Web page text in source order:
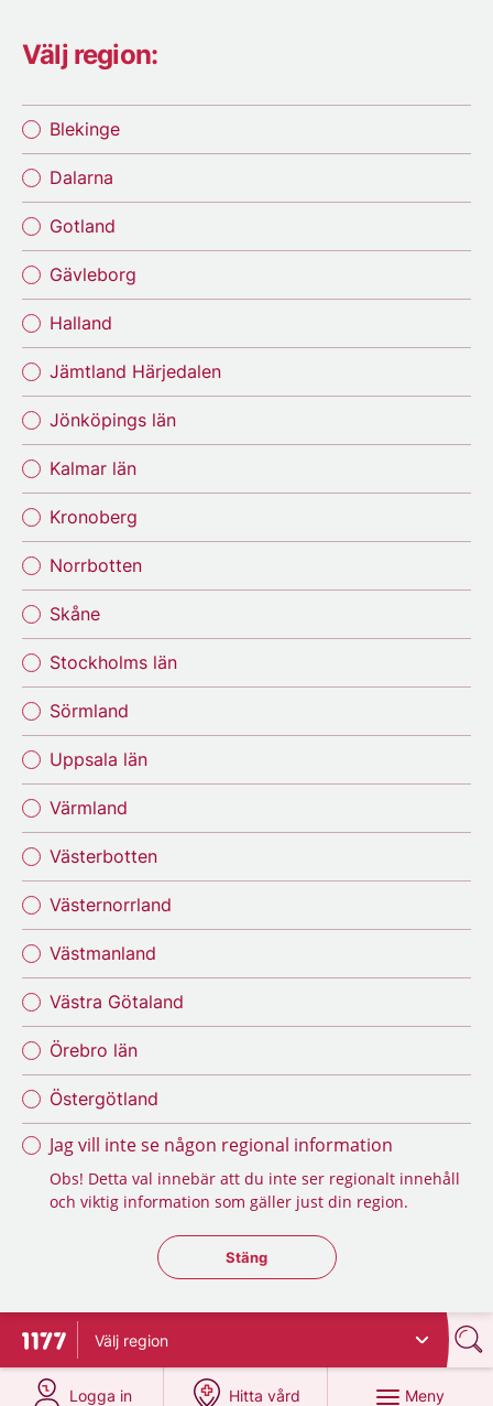
Välj region:
Blekinge
Dalarna
Gotland
Gävleborg
Halland
Jämtland Härjedalen
Jönköpings län
Kalmar län
Kronoberg
Norrbotten
Skåne
Stockholms län
Sörmland
Uppsala län
Värmland
Västerbotten
Västernorrland
Västmanland
Västra Götaland
Örebro län
Östergötland
Jag vill inte se någon regional information
Obs! Detta val innebär att du inte ser regionalt innehåll
och viktig information som gäller just din region.
Stäng regionsväljaren
Stäng
Till startsidan för 1177
Välj region
Logga in
på 1177.se
Hitta vård
på 1177.se
Meny